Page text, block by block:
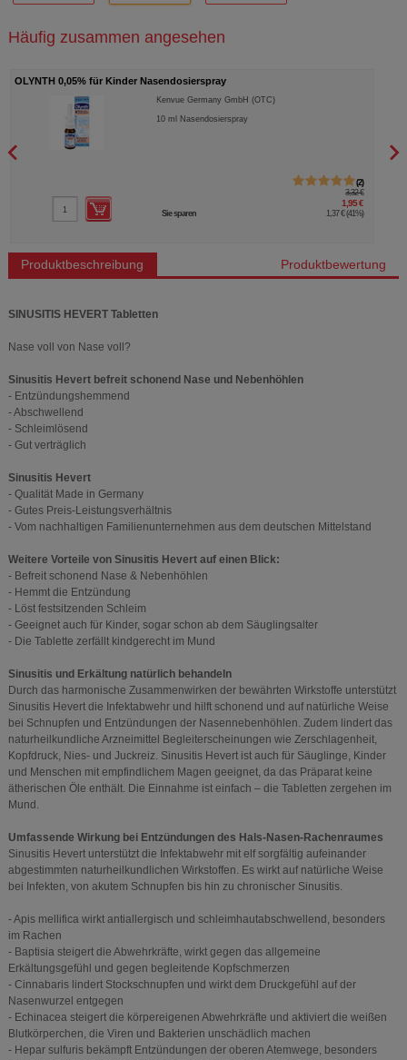
Häufig zusammen angesehen
OLYNTH 0,05% für Kinder Nasendosierspray
Kenvue Germany GmbH (OTC)
10ml Nasendosierspray
2
3,32 €
1,95 €
Sie sparen 1,37 € (41%)
Produktbeschreibung Produktbewertung
SINUSITIS HEVERT Tabletten
Nase voll von Nase voll?
Sinusitis Hevert befreit schonend Nase und Nebenhöhlen
- Entzündungshemmend
- Abschwellend
- Schleimlösend
- Gut verträglich
Sinusitis Hevert
- Qualität Made in Germany
- Gutes Preis-Leistungsverhältnis
- Vom nachhaltigen Familienunternehmen aus dem deutschen Mittelstand
Weitere Vorteile von Sinusitis Hevert auf einen Blick:
- Befreit schonend Nase & Nebenhöhlen
- Hemmt die Entzündung
- Löst festsitzenden Schleim
- Geeignet auch für Kinder, sogar schon ab dem Säuglingsalter
- Die Tablette zerfällt kindgerecht im Mund
Sinusitis und Erkältung natürlich behandeln
Durch das harmonische Zusammenwirken der bewährten Wirkstoffe unterstützt
Sinusitis Hevert die Infektabwehr und hilft schonend und auf natürliche Weise
bei Schnupfen und Entzündungen der Nasennebenhöhlen. Zudem lindert das
naturheilkundliche Arzneimittel Begleiterscheinungen wie Zerschlagenheit,
Kopfdruck, Nies- und Juckreiz. Sinusitis Hevert ist auch für Säuglinge, Kinder
und Menschen mit empfindlichem Magen geeignet, da das Präparat keine
ätherischen Öle enthält. Die Einnahme ist einfach – die Tabletten zergehen im
Mund.
Umfassende Wirkung bei Entzündungen des Hals-Nasen-Rachenraumes
Sinusitis Hevert unterstützt die Infektabwehr mit elf sorgfältig aufeinander
abgestimmten naturheilkundlichen Wirkstoffen. Es wirkt auf natürliche Weise
bei Infekten, von akutem Schnupfen bis hin zu chronischer Sinusitis.
- Apis mellifica wirkt antiallergisch und schleimhautabschwellend, besonders
im Rachen
- Baptisia steigert die Abwehrkräfte, wirkt gegen das allgemeine
Erkältungsgefühl und gegen begleitende Kopfschmerzen
- Cinnabaris lindert Stockschnupfen und wirkt dem Druckgefühl auf der
Nasenwurzel entgegen
- Echinacea steigert die körpereigenen Abwehrkräfte und aktiviert die weißen
Blutkörperchen, die Viren und Bakterien unschädlich machen
- Hepar sulfuris bekämpft Entzündungen der oberen Atemwege, besonders